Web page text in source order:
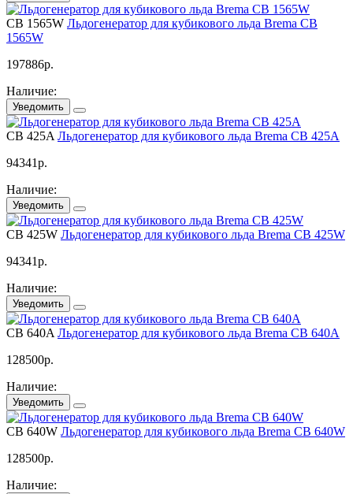
CB 1565W Льдогенератор для кубикового льда Brema CB
1565W
197886р.
Наличие:
Уведомить
CB 425A Льдогенератор для кубикового льда Brema CB 425A
94341р.
Наличие:
Уведомить
CB 425W Льдогенератор для кубикового льда Brema CB 425W
94341р.
Наличие:
Уведомить
CB 640A Льдогенератор для кубикового льда Brema CB 640A
128500р.
Наличие:
Уведомить
CB 640W Льдогенератор для кубикового льда Brema CB 640W
128500р.
Наличие: